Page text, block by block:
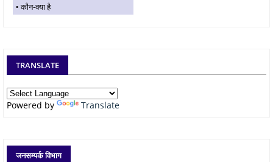
कौन-क्या है
TRANSLATE
Powered by Translate
जनसम्पर्क विभाग